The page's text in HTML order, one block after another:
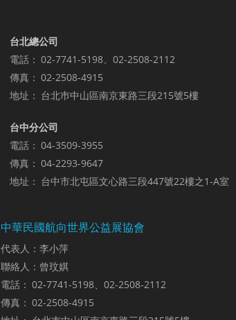
台北總公司
電話： 02-7741-5198、02-2508-2112
傳真： 02-2508-4915
地址： 台北巿中山區南京東路三段215號5樓
台中分公司
電話： 04-3509-3955
傳真： 04-2293-9647
地址： 台中市北屯區文心路三段447號22樓之1-A室
中華民國航向世界公益展協會
代表人：李小萍
聯絡人：曾玟娸
電話： 02-7741-5198、02-2508-2112
傳真： 02-2508-4915